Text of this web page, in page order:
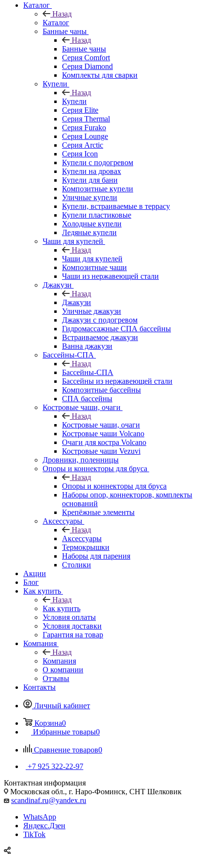
Каталог
Назад
Каталог
Банные чаны
Назад
Банные чаны
Серия Comfort
Серия Diamond
Комплекты для сварки
Купели
Назад
Купели
Серия Elite
Серия Thermal
Серия Furako
Серия Lounge
Серия Arctic
Серия Icon
Купели с подогревом
Купели на дровах
Купели для бани
Композитные купели
Уличные купели
Купели, встраиваемые в террасу
Купели пластиковые
Холодные купели
Ледяные купели
Чаши для купелей
Назад
Чаши для купелей
Композитные чаши
Чаши из нержавеющей стали
Джакузи
Назад
Джакузи
Уличные джакузи
Джакузи с подогревом
Гидромассажные СПА бассейны
Встраиваемое джакузи
Ванна джакузи
Бассейны-СПА
Назад
Бассейны-СПА
Бассейны из нержавеющей стали
Композитные бассейны
СПА бассейны
Костровые чаши, очаги
Назад
Костровые чаши, очаги
Костровые чаши Volcano
Очаги для костра Volcano
Костровые чаши Vezuvi
Дровники, поленницы
Опоры и коннекторы для бруса
Назад
Опоры и коннекторы для бруса
Наборы опор, коннекторов, комплекты
оснований
Крепёжные элементы
Аксессуары
Назад
Аксессуары
Термокрышки
Наборы для парения
Столики
Акции
Блог
Как купить
Назад
Как купить
Условия оплаты
Условия доставки
Гарантия на товар
Компания
Назад
Компания
О компании
Отзывы
Контакты
Личный кабинет
Корзина0
Избранные товары0
Сравнение товаров0
+7 925 322-22-97
Контактная информация
Московская обл., г. Наро-Фоминск, СНТ Шелковик
scandinaf.ru@yandex.ru
WhatsApp
Яндекс.Дзен
TikTok